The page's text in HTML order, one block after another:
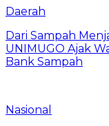
Daerah
Dari Sampah
UNIMUGO Ajak
Bank Sampah
Nasional